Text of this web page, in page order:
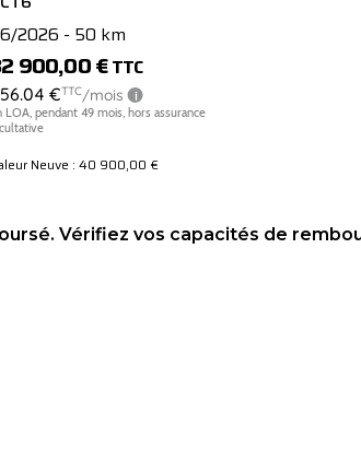
2026 - 50 km
900,00 €TTC
Neuve : 40 900,00 €
Vérifiez vos capacités de